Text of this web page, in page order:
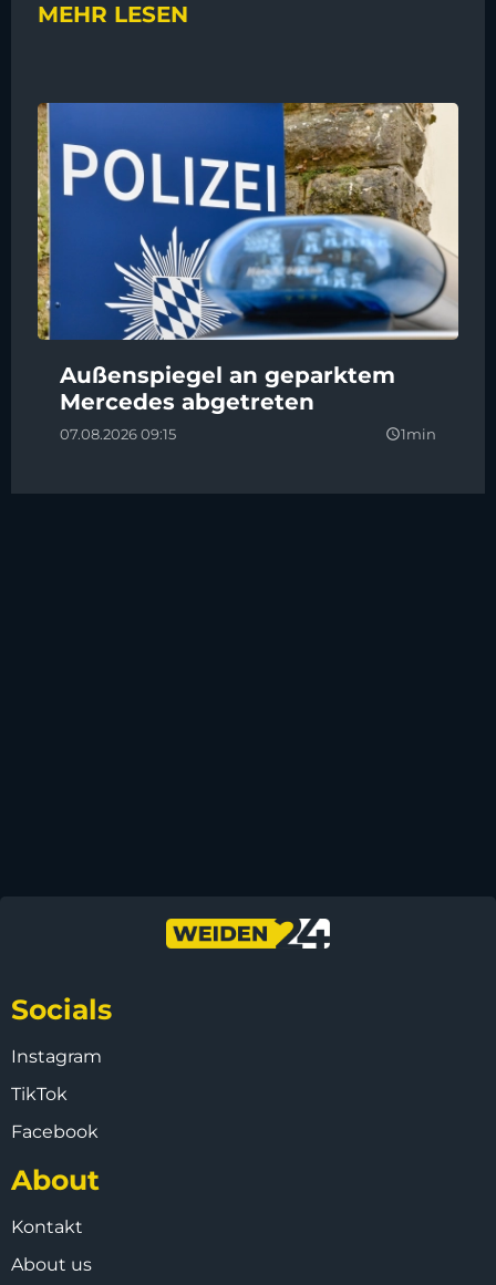
MEHR LESEN
Außenspiegel an geparktem
Mercedes abgetreten
07.08.2026 09:15 query_builder1min
Socials
Instagram
TikTok
Facebook
About
Kontakt
About us